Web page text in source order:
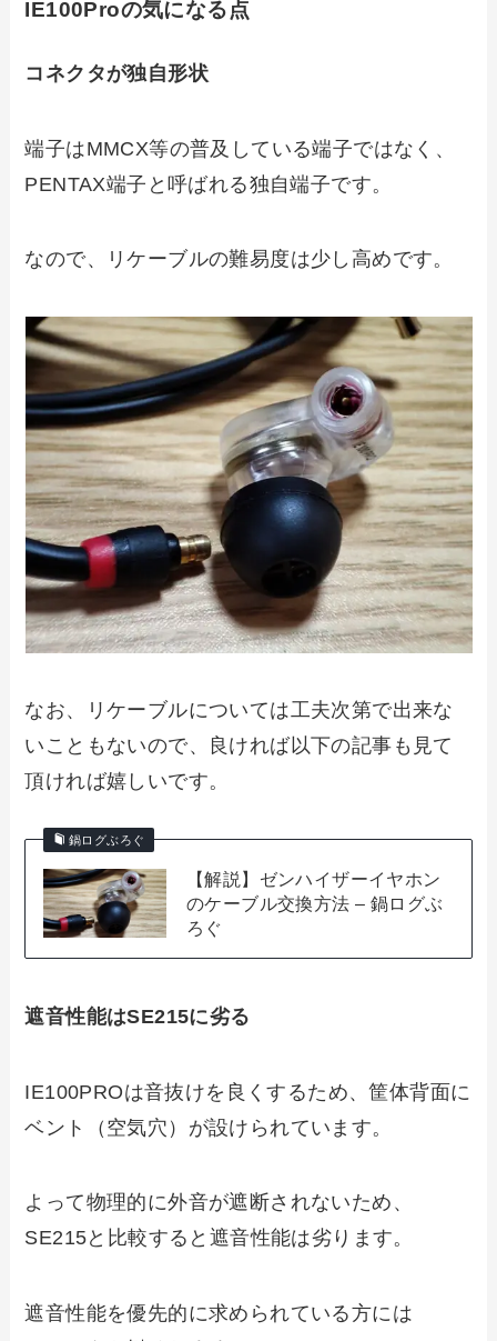
IE100Proの気になる点
コネクタが独自形状
端子はMMCX等の普及している端子ではなく、
PENTAX端子と呼ばれる独自端子です。
なので、 リケーブルの難易度は少し高めです。
なお、リケーブルについては工夫次第で出来な
いこともないので、良ければ以下の記事も見て
頂ければ嬉しいです。
鍋ログぶろぐ
【解説】ゼンハイザーイヤホン
のケーブル交換方法 – 鍋ログぶ
ろぐ
遮音性能はSE215に劣る
IE100PROは音抜けを良くするため、筐体背面に
ベント（空気穴）が設けられています。
よって物理的に外音が遮断されないため、
SE215と比較すると遮音性能は劣ります。
遮音性能を優先的に求められている方には